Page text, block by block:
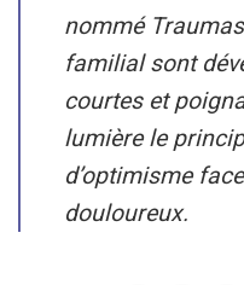
nommé Traumas
familial sont
courtes et
lumière le
d’optimisme
douloureux.